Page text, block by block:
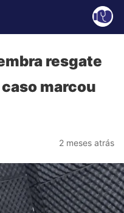
resgate
marcou
2 meses atrás